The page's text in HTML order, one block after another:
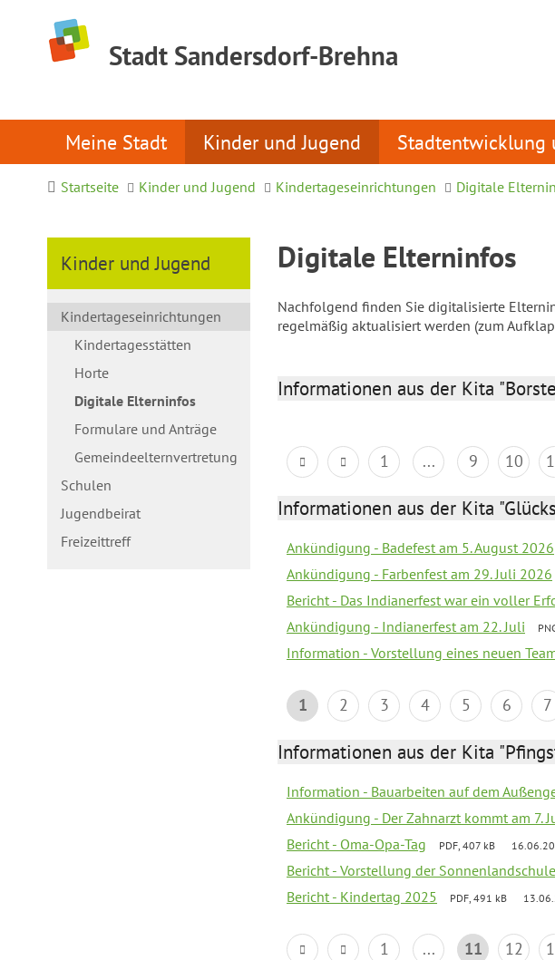
Stadt Sandersdorf-Brehna
Meine Stadt Kinder und Jugend Stadtentwicklung
Startseite Kinder und Jugend Kindertageseinrichtungen Digitale
Kinder und Jugend
Kindertageseinrichtungen
Kindertagesstätten
Horte
Digitale Elterninfos
Formulare und Anträge
Gemeindeelternvertretung
Schulen
Jugendbeirat
Freizeittreff
Digitale Elterninfos
Nachfolgend finden Sie digitalisierte
regelmäßig aktualisiert werden (zum
Informationen aus der Kita
1 ... 9 10
Informationen aus der Kita
Ankündigung - Badefest am 5. August 2026
Ankündigung - Farbenfest am 29. Juli 2026
Bericht - Das Indianerfest war ein voller
Ankündigung - Indianerfest am 22. Juli
Information - Vorstellung eines neuen
1 2 3 4 5 6 7
Informationen aus der Kita
Information - Bauarbeiten auf dem
Ankündigung - Der Zahnarzt kommt am 7.
Bericht - Oma-Opa-Tag PDF, 407 kB
Bericht - Vorstellung der Sonnenlandschule
Bericht - Kindertag 2025 PDF, 491 kB
1 ... 11 12